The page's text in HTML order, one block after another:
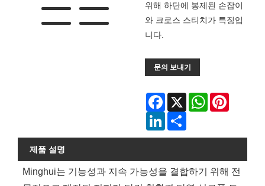
위해 하단에 봉제된 손잡이
와 크로스 스티치가 특징입
니다.
문의 보내기
Facebook
X WhatsApp
LinkedIn
제품 설명
Minghui는 기능성과 지속 가능성을 결합하기 위해 전